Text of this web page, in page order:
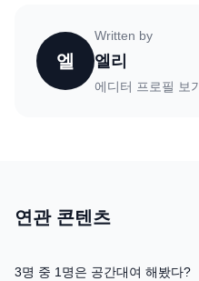
엘
Written by
엘리
에디터 프로필 보
연관 콘텐츠
3명 중 1명은 공간대여 해봤다?